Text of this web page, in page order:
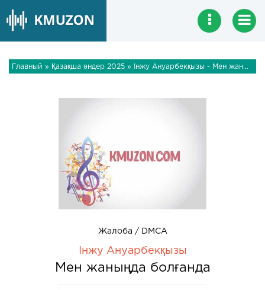
Главный » Қазақша әндер 2025 » Інжу Ануарбекқызы - Мен жаныңда болғанда
Жалоба / DMCA
Інжу Ануарбекқызы
Мен жаныңда болғанда